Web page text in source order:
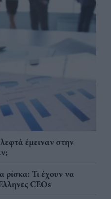
έμειναν στην
ρίσκα: Τι έχουν να
CEOs